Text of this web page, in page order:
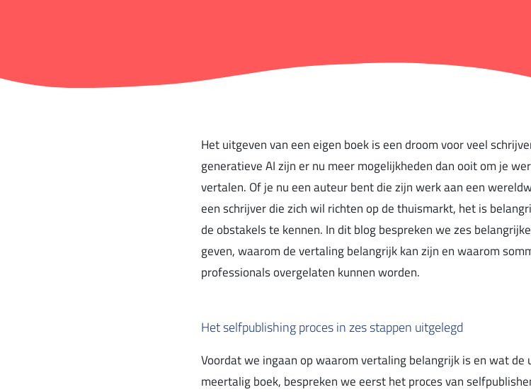
Het uitgeven van een eigen boek is een droom voor veel
generatieve AI zijn er nu meer mogelijkheden dan ooit om je
vertalen. Of je nu een auteur bent die zijn werk aan een
een schrijver die zich wil richten op de thuismarkt, het is
de obstakels te kennen. In dit blog bespreken we zes
geven, waarom de vertaling belangrijk kan zijn en waarom
professionals overgelaten kunnen worden.
Het selfpublishing proces in zes stappen uitgelegd
Voordat we ingaan op waarom vertaling belangrijk is en wat de
meertalig boek, bespreken we eerst het proces van